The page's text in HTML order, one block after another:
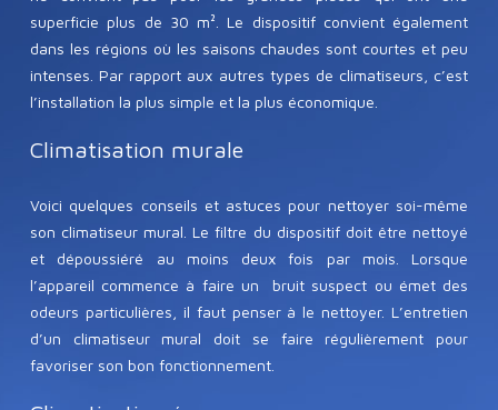
superficie plus de 30 m². Le dispositif convient également
dans les régions où les saisons chaudes sont courtes et peu
intenses. Par rapport aux autres types de climatiseurs, c’est
l’installation la plus simple et la plus économique.
Climatisation murale
Voici quelques conseils et astuces pour nettoyer soi-même
son climatiseur mural. Le filtre du dispositif doit être nettoyé
et dépoussiéré au moins deux fois par mois. Lorsque
l’appareil commence à faire un bruit suspect ou émet des
odeurs particulières, il faut penser à le nettoyer. L’entretien
d’un climatiseur mural doit se faire régulièrement pour
favoriser son bon fonctionnement.